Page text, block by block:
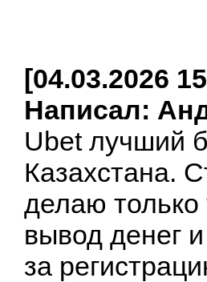
[04.03.2026
Написал:
Ubet лучший
Казахстана.
делаю
вывод денег
за